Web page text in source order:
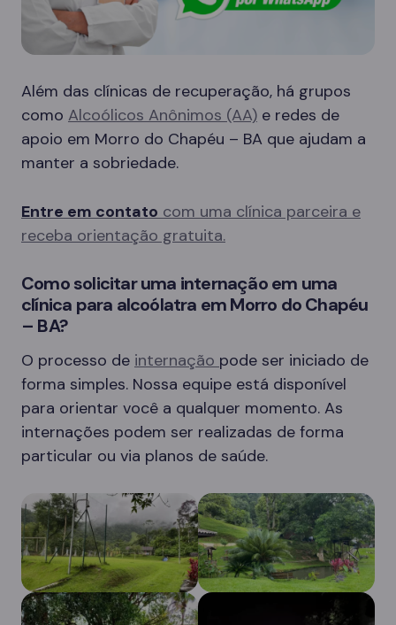
Além das clínicas de recuperação, há grupos
como Alcoólicos Anônimos (AA) e redes de
apoio em Morro do Chapéu – BA que ajudam a
manter a sobriedade.
Entre em contato com uma clínica parceira e
receba orientação gratuita.
Como solicitar uma internação em uma
clínica para alcoólatra em Morro do Chapéu
– BA?
O processo de internação pode ser iniciado de
forma simples. Nossa equipe está disponível
para orientar você a qualquer momento. As
internações podem ser realizadas de forma
particular ou via planos de saúde.